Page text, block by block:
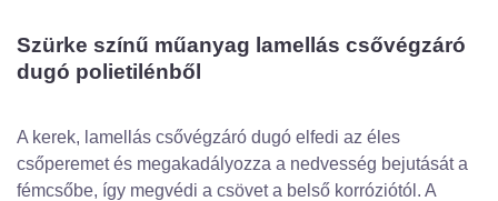
Szürke színű műanyag lamellás csővégzáró
dugó polietilénből
A kerek, lamellás csővégzáró dugó elfedi az éles
csőperemet és megakadályozza a nedvesség bejutását a
fémcsőbe, így megvédi a csövet a belső korróziótól. A